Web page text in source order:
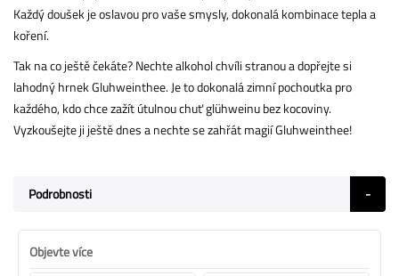
Každý doušek je oslavou pro vaše smysly, dokonalá kombinace tepla a
koření.
Tak na co ještě čekáte? Nechte alkohol chvíli stranou a dopřejte si
lahodný hrnek Gluhweinthee. Je to dokonalá zimní pochoutka pro
každého, kdo chce zažít útulnou chuť glühweinu bez kocoviny.
Vyzkoušejte ji ještě dnes a nechte se zahřát magií Gluhweinthee!
Podrobnosti
Objevte více